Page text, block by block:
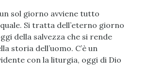
sol giorno avviene tutto
Si tratta dell’eterno giorno
della salvezza che si rende
storia dell’uomo. C’è un
con la liturgia, oggi di Dio